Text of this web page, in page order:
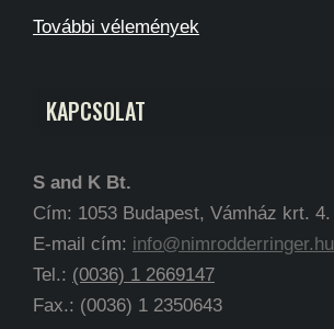
További vélemények
KAPCSOLAT
S and K Bt.
Cím: 1053 Budapest, Vámház krt. 4.
E-mail cím: info@nimrodderringer.hu
Tel.: (0036) 1 2669147
Fax.: (0036) 1 2350643